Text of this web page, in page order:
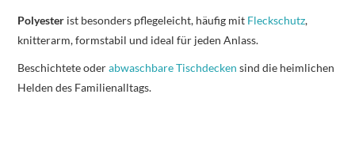
Polyester ist besonders pflegeleicht, häufig mit Fleckschutz,
knitterarm, formstabil und ideal für jeden Anlass.
Beschichtete oderabwaschbare Tischdecken sind die heimlichen
Helden des Familienalltags.